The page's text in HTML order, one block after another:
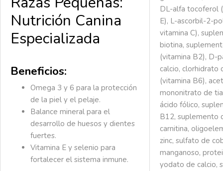
Nutrición Canina
Especializada
Beneficios:
Omega 3 y 6 para la protección
de la piel y el pelaje.
Balance mineral para el
desarrollo de huesos y dientes
fuertes.
Vitamina E y selenio para
fortalecer el sistema inmune.
DL-alfa tocoferol
E), L-ascorbil-2-
vitamina C),
biotina,
(vitamina B2), D-
calcio, clorhidrato
(vitamina B6),
mononitrato de
ácido fólico,
B12, suplemento
carnitina,
zinc, sulfato de
manganoso,
yodato de calcio,